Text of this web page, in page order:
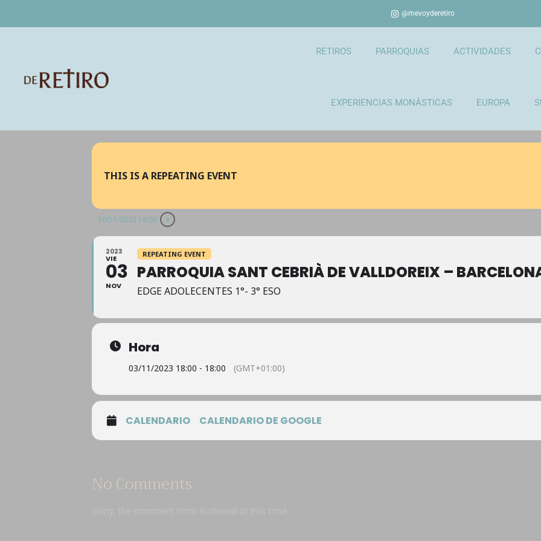
@mevoyderetiro
RETIROS PARROQUIAS ACTIVIDADES
EXPERIENCIAS MONÁSTICAS EUROPA
THIS IS A REPEATING EVENT
10/11/2023 18:00
2023
VIE
03
NOV
REPEATING EVENT
PARROQUIA SANT CEBRIÀ DE VALLDOREIX –
EDGE ADOLECENTES 1°- 3° ESO
Hora
03/11/2023 18:00 - 18:00 (GMT+01:00)
CALENDARIO CALENDARIO DE GOOGLE
No Comments